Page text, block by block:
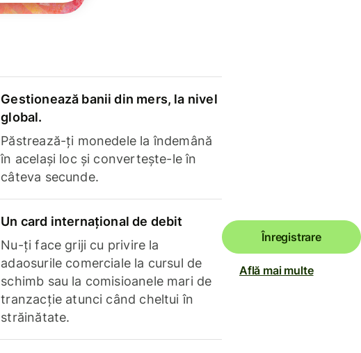
Gestionează banii din mers, la nivel
global.
Păstrează-ți monedele la îndemână
în același loc și convertește-le în
câteva secunde.
Un card internațional de debit
Nu-ți face griji cu privire la
adaosurile comerciale la cursul de
schimb sau la comisioanele mari de
tranzacție atunci când cheltui în
străinătate.
Înregistrare
Află mai multe